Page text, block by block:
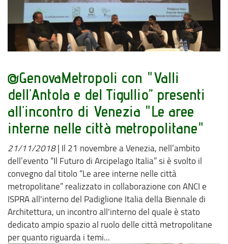
@GenovaMetropoli con "Valli
dell'Antola e del Tigullio” presenti
all'incontro di Venezia "Le aree
interne nelle città metropolitane"
21/11/2018| Il 21 novembre a Venezia, nell’ambito
dell’evento “Il Futuro di Arcipelago Italia” si è svolto il
convegno dal titolo “Le aree interne nelle città
metropolitane” realizzato in collaborazione con ANCI e
ISPRA all'interno del Padiglione Italia della Biennale di
Architettura, un incontro all'interno del quale è stato
dedicato ampio spazio al ruolo delle città metropolitane
per quanto riguarda i temi...